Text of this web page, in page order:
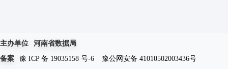
主办单位
河南省数据局
备案
豫 ICP 备 19035158 号-6
豫公网安备 41010502003436号